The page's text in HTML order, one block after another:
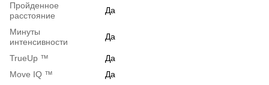
Пройденное
расстояние
Да
Минуты
интенсивности
Да
TrueUp ™
Да
Move IQ ™
Да